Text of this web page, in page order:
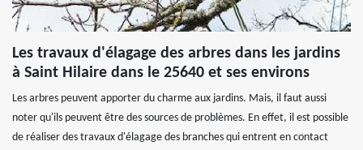
Les travaux d'élagage des arbres dans les jardins
à Saint Hilaire dans le 25640 et ses environs
Les arbres peuvent apporter du charme aux jardins. Mais, il faut aussi
noter qu'ils peuvent être des sources de problèmes. En effet, il est possible
de réaliser des travaux d'élagage des branches qui entrent en contact